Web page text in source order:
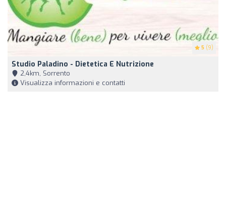
5 (9)
Studio Paladino - Dietetica E Nutrizione
2,4km, Sorrento
Visualizza informazioni e contatti